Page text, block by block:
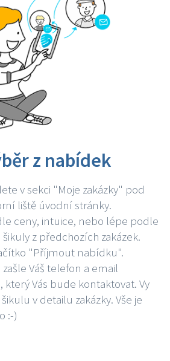
z nabídek
v sekci "Moje zakázky" pod
liště úvodní stránky.
ceny, intuice, nebo lépe podle
z předchozích zakázek.
"Příjmout nabídku".
Váš telefon a email
Vás bude kontaktovat. Vy
v detailu zakázky. Vše je
:-)